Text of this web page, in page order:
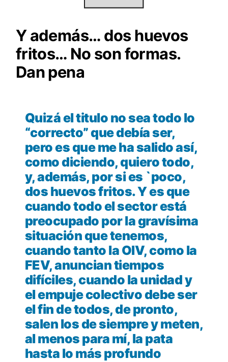
Y además… dos huevos
fritos… No son formas.
Dan pena
Quizá el titulo no sea todo lo
“correcto” que debía ser,
pero es que me ha salido así,
como diciendo, quiero todo,
y, además, por si es `poco,
dos huevos fritos. Y es que
cuando todo el sector está
preocupado por la gravísima
situación que tenemos,
cuando tanto la OIV, como la
FEV, anuncian tiempos
difíciles, cuando la unidad y
el empuje colectivo debe ser
el fin de todos, de pronto,
salen los de siempre y meten,
al menos para mí, la pata
hasta lo más profundo